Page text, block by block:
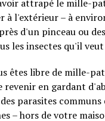
attrapé le mille-
à l'extérieur – à
d'un pinceau ou
les insectes qu'il
êtes libre de mille-
revenir en gardant
parasites
– hors de votre